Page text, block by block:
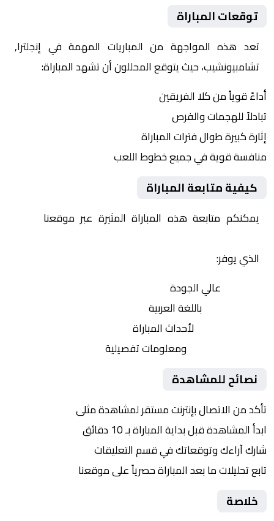
توقعات المباراة
تعد هذه المواجهة من المباريات المهمة في إنجلترا,
تشامبيونشيب، حيث يتوقع المحللون أن تشهد المباراة:
أداءً قوياً من كلا الفريقين
تبادلاً للهجمات والفرص
إثارة كبيرة طوال فترات المباراة
منافسة قوية في جميع خطوط اللعب
كيفية متابعة المباراة
يمكنكم متابعة هذه المباراة المثيرة عبر موقعنا
الذي يوفر:
عالي الجودة
باللغة العربية
لأحداث المباراة
ومعلومات تفصيلية
نصائح للمشاهدة
تأكد من الاتصال بإنترنت مستقر لمشاهدة مثلى
ابدأ المشاهدة قبل بداية المباراة بـ 10 دقائق
شارك آراءك وتوقعاتك في قسم التعليقات
تابع تحليلات ما بعد المباراة حصرياً على موقعنا
خلاصة